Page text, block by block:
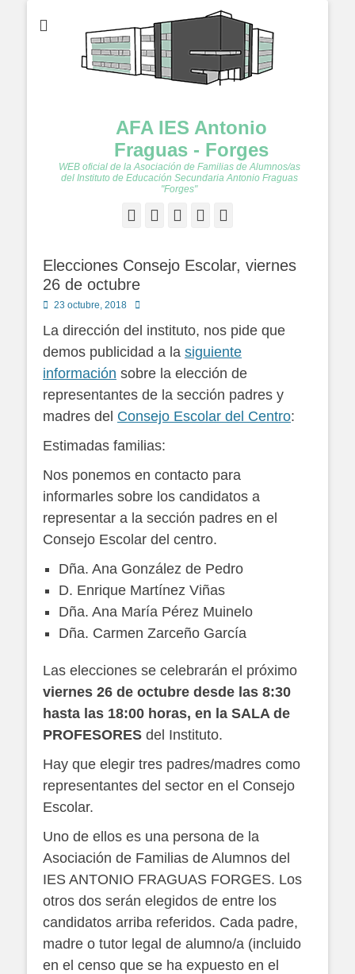
AFA IES Antonio
Fraguas - Forges
WEB oficial de la Asociación de Familias de Alumnos/as
del Instituto de Educación Secundaria Antonio Fraguas
"Forges"
Facebook
Twitter
Feed YouTube
Elecciones Consejo Escolar, viernes
26 de octubre
Publicado
23 octubre, 2018 Autor
La dirección del instituto, nos pide que
demos publicidad a la siguiente
información sobre la elección de
representantes de la sección padres y
madres del Consejo Escolar del Centro:
Estimadas familias:
Nos ponemos en contacto para
informarles sobre los candidatos a
representar a la sección padres en el
Consejo Escolar del centro.
Dña. Ana González de Pedro
D. Enrique Martínez Viñas
Dña. Ana María Pérez Muinelo
Dña. Carmen Zarceño García
Las elecciones se celebrarán el próximo
viernes 26 de octubre desde las 8:30
hasta las 18:00 horas, en la SALA de
PROFESORES del Instituto.
Hay que elegir tres padres/madres como
representantes del sector en el Consejo
Escolar.
Uno de ellos es una persona de la
Asociación de Familias de Alumnos del
IES ANTONIO FRAGUAS FORGES. Los
otros dos serán elegidos de entre los
candidatos arriba referidos. Cada padre,
madre o tutor legal de alumno/a (incluido
en el censo que se ha expuesto en el